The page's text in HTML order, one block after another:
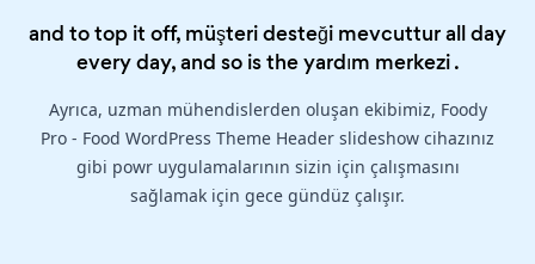
and to top it off, müşteri desteği mevcuttur all day
every day, and so is theyardım merkezi.
Ayrıca, uzman mühendislerden oluşan ekibimiz, Foody
Pro - Food WordPress Theme Header slideshow cihazınız
gibi powr uygulamalarının sizin için çalışmasını
sağlamak için gece gündüz çalışır.